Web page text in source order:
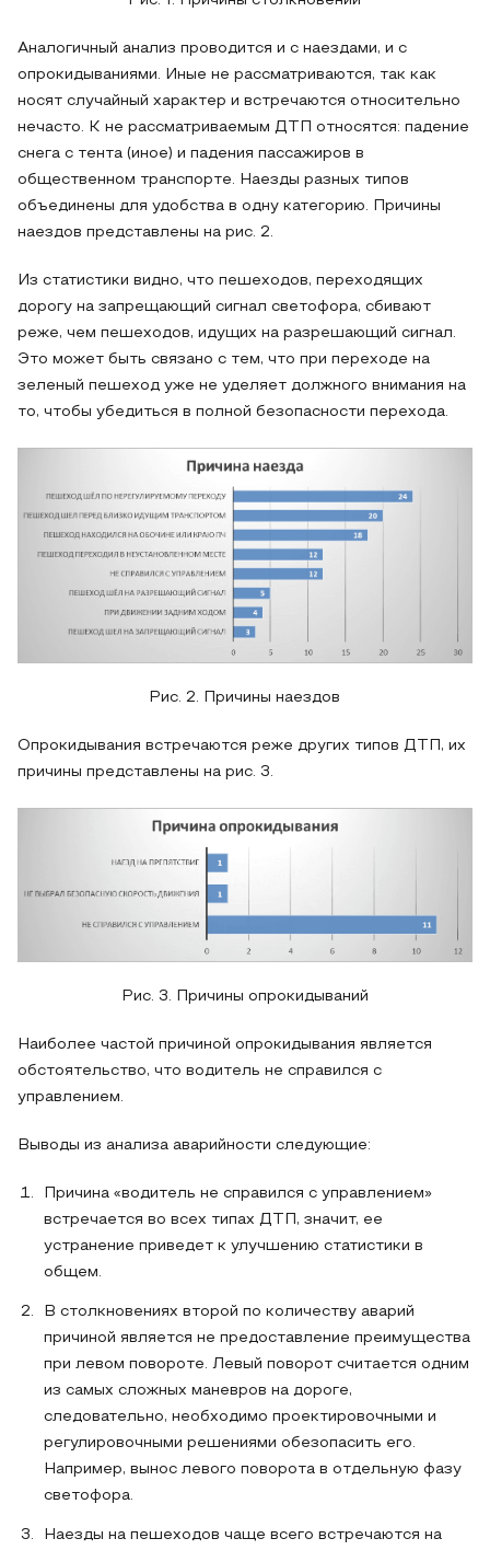
Аналогичный анализ проводится и с наездами, и с
опрокидываниями. Иные не рассматриваются, так как
носят случайный характер и встречаются относительно
нечасто. К не рассматриваемым ДТП относятся: падение
снега с тента (иное) и падения пассажиров в
общественном транспорте. Наезды разных типов
объединены для удобства в одну категорию. Причины
наездов представлены на рис. 2.
Из статистики видно, что пешеходов, переходящих
дорогу на запрещающий сигнал светофора, сбивают
реже, чем пешеходов, идущих на разрешающий сигнал.
Это может быть связано с тем, что при переходе на
зеленый пешеход уже не уделяет должного внимания на
то, чтобы убедиться в полной безопасности перехода.
Рис. 2. Причины наездов
Опрокидывания встречаются реже других типов ДТП, их
причины представлены на рис. 3.
Рис. 3. Причины опрокидываний
Наиболее частой причиной опрокидывания является
обстоятельство, что водитель не справился с
управлением.
Выводы из анализа аварийности следующие:
Причина «водитель не справился с управлением»
встречается во всех типах ДТП, значит, ее
устранение приведет к улучшению статистики в
общем.
В столкновениях второй по количеству аварий
причиной является не предоставление преимущества
при левом повороте. Левый поворот считается одним
из самых сложных маневров на дороге,
следовательно, необходимо проектировочными и
регулировочными решениями обезопасить его.
Например, вынос левого поворота в отдельную фазу
светофора.
Наезды на пешеходов чаще всего встречаются на